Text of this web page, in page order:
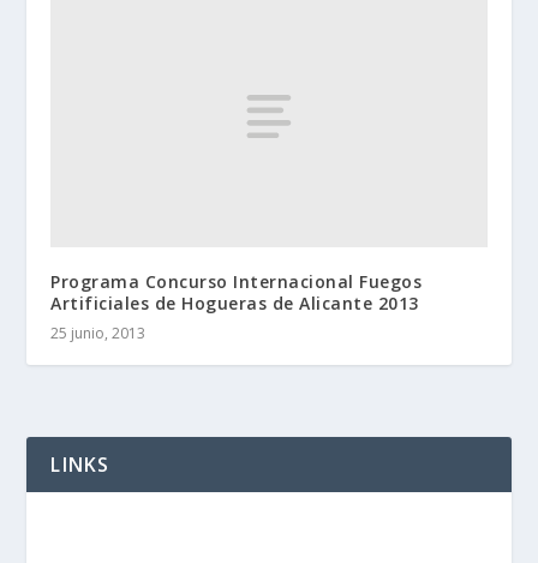
Programa Concurso Internacional Fuegos
Artificiales de Hogueras de Alicante 2013
25 junio, 2013
LINKS